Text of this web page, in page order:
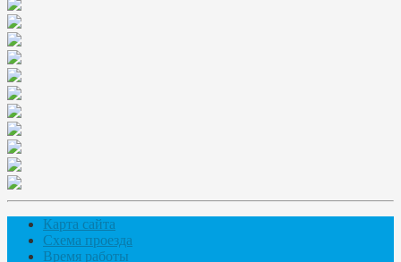
Карта сайта
Схема проезда
Время работы